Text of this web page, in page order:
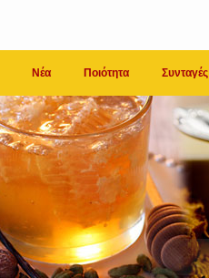
Νέα Ποιότητα Συνταγές